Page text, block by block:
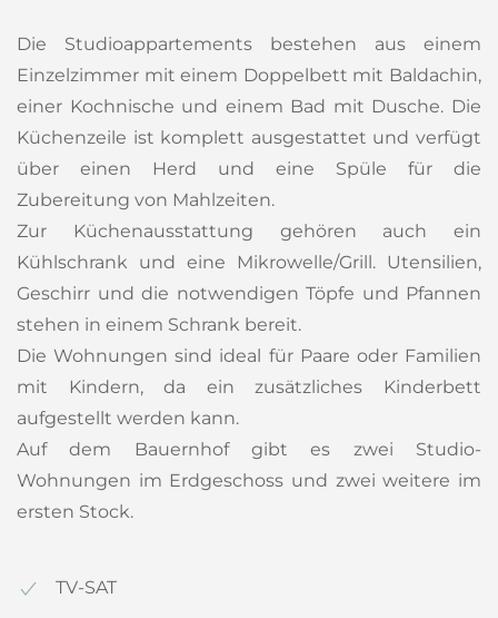
Die Studioappartements bestehen aus einem
Einzelzimmer mit einem Doppelbett mit Baldachin,
einer Kochnische und einem Bad mit Dusche. Die
Küchenzeile ist komplett ausgestattet und verfügt
über einen Herd und eine Spüle für die
Zubereitung von Mahlzeiten.
Zur Küchenausstattung gehören auch ein
Kühlschrank und eine Mikrowelle/Grill. Utensilien,
Geschirr und die notwendigen Töpfe und Pfannen
stehen in einem Schrank bereit.
Die Wohnungen sind ideal für Paare oder Familien
mit Kindern, da ein zusätzliches Kinderbett
aufgestellt werden kann.
Auf dem Bauernhof gibt es zwei Studio-
Wohnungen im Erdgeschoss und zwei weitere im
ersten Stock.
TV-SAT